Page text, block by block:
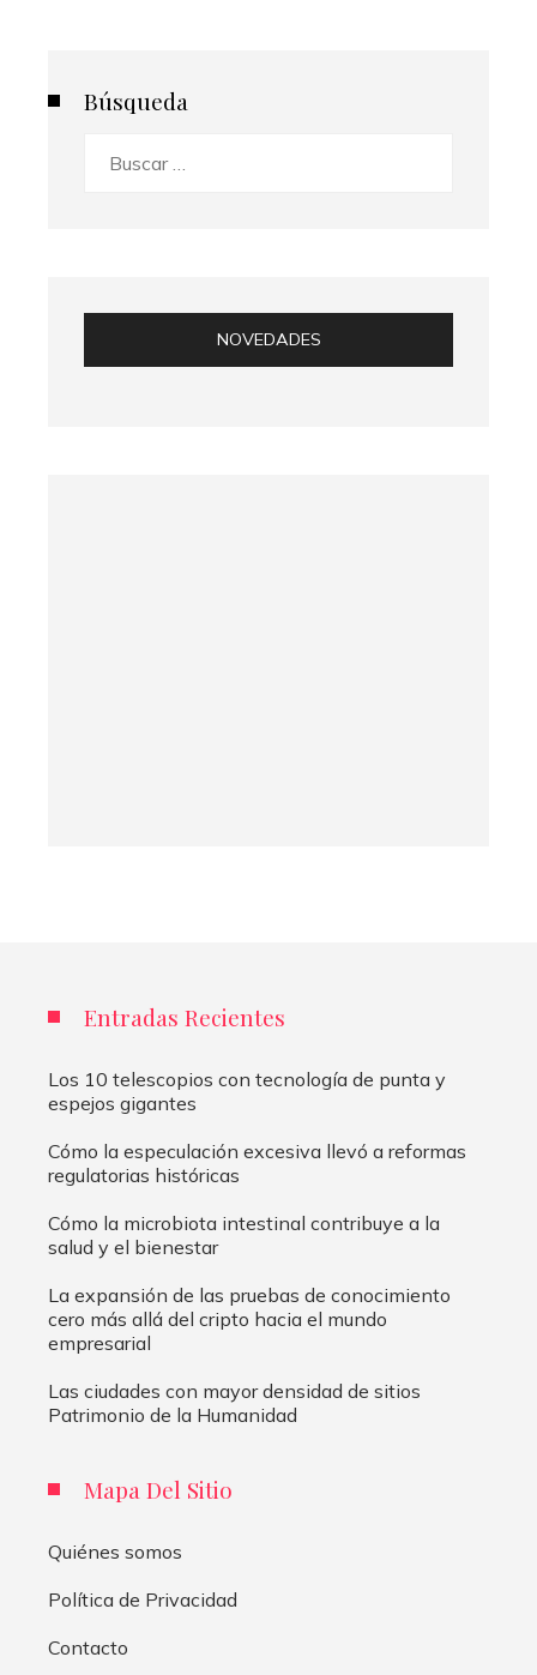
Búsqueda
NOVEDADES
Entradas Recientes
Los 10 telescopios con tecnología de punta y
espejos gigantes
Cómo la especulación excesiva llevó a reformas
regulatorias históricas
Cómo la microbiota intestinal contribuye a la
salud y el bienestar
La expansión de las pruebas de conocimiento
cero más allá del cripto hacia el mundo
empresarial
Las ciudades con mayor densidad de sitios
Patrimonio de la Humanidad
Mapa Del Sitio
Quiénes somos
Política de Privacidad
Contacto